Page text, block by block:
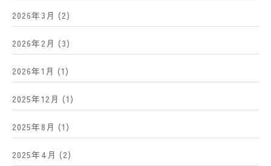
2026年3月 (2)
2026年2月 (3)
2026年1月 (1)
2025年12月 (1)
2025年8月 (1)
2025年4月 (2)